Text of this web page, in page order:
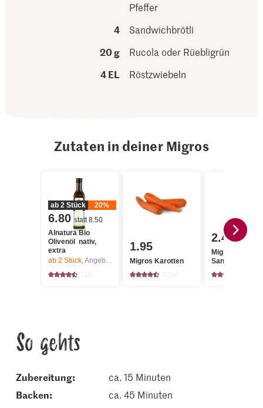
Pfeffer
4
Sandwichbrötli
20 g
Rucola oder Rüebligrün
4 EL
Röstzwiebeln
Zutaten in deiner Migros
ab 2 Stück 20%
6.80 statt 8.50
Alnatura Bio
Olivenöl nativ,
extra
ab 2 Stück,Angebot gilt nur vom 6.8. bis 12.8.2026, solange Vorrat.
1.95
Migros Karotten
2.40
Migros IP-
Sandwiches
So gehts
Zubereitung:
ca. 15 Minuten
backen:
ca. 45 Minuten